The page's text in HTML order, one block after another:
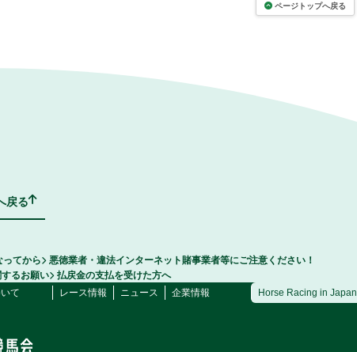
ページトップへ戻る
戻る
ってから
悪徳業者・違法インターネット賭事業者等にご注意ください！
るお願い
払戻金の支払を受けた方へ
て レース情報 ニュース 企業情報 Horse Racing in Japan